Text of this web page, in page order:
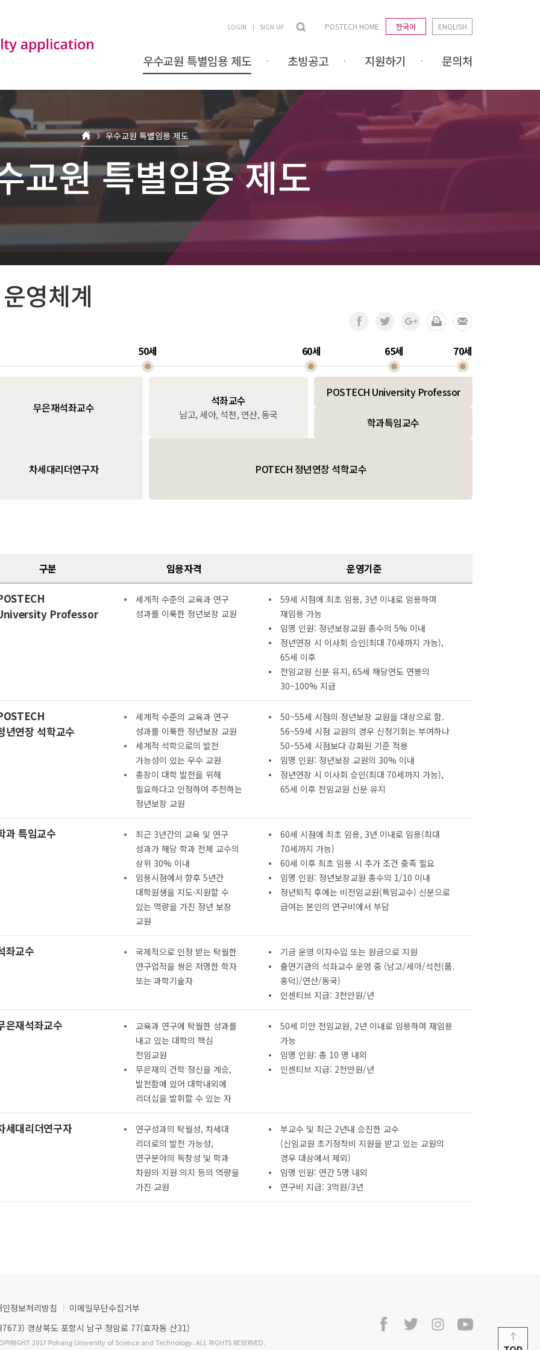
LOGIN SIGN UP POSTECH HOME 한국어 ENGLISH
우수교원 특별임용 제도 초빙공고 지원하기 문의처
우수교원 특별임용 제도
교원 특별임용 제도
운영체계
50세 60세 65세 70세
무은재석좌교수 석좌교수
남고, 세아, 석천, 연산, 동국
POSTECH University Professor
학과특임교수
차세대리더연구자 POTECH 정년연장 석학교수
구분 임용자격 운영기준
Professor
세계적 수준의 교육과 연구
성과를 이룩한 정년보장 교원
59세 시점에 최초 임용, 3년 이내로 임용하며
재임용 가능
임명 인원: 정년보장교원 총수의 5% 이내
정년연장 시 이사회 승인(최대 70세까지 가능),
65세 이후
전임교원 신분 유지, 65세 해당연도 연봉의
30~100% 지급
년연장 석학교수
세계적 수준의 교육과 연구
성과를 이룩한 정년보장 교원
세계적 석학으로의 발전
가능성이 있는 우수 교원
총장이 대학 발전을 위해
필요하다고 인정하여 추천하는
정년보장 교원
50~55세 시점의 정년보장 교원을 대상으로 함.
56~59세 시점 교원의 경우 신청기회는 부여하나
50~55세 시점보다 강화된 기준 적용
임명 인원: 정년보장 교원의 30% 이내
정년연장 시 이사회 승인(최대 70세까지 가능),
65세 이후 전임교원 신분 유지
과 특임교수
최근 3년간의 교육 및 연구
성과가 해당 학과 전체 교수의
상위 30% 이내
임용시점에서 향후 5년간
대학원생을 지도·지원할 수
있는 역량을 가진 정년 보장
교원
60세 시점에 최초 임용, 3년 이내로 임용(최대
70세까지 가능)
60세 이후 최초 임용 시 추가 조건 충족 필요
임명 인원: 정년보장교원 총수의 1/10 이내
정년퇴직 후에는 비전임교원(특임교수) 신분으로
급여는 본인의 연구비에서 부담
좌교수
국제적으로 인정 받는 탁월한
연구업적을 쌍은 저명한 학자
또는 과학기술자
기금 운영 이자수입 또는 원금으로 지원
출연기관의 석좌교수 운영 중 (남고/세아/석천(품.
홍덕)/연산/동국)
인센티브 지급: 3천만원/년
은재석좌교수
교육과 연구에 탁월한 성과를
내고 있는 대학의 핵심
전임교원
무은재의 건학 정신을 계승,
발전함에 있어 대학내외에
리더십을 발휘할 수 있는 자
50세 미만 전임교원, 2년 이내로 임용하며 재임용
가능
임명 인원: 총 10 명 내외
인센티브 지급: 2천만원/년
세대리더연구자
연구성과의 탁월성, 차세대
리더로의 발전 가능성,
연구분야의 독창성 및 학과
차원의 지원 의지 등의 역량을
가진 교원
부교수 및 최근 2년내 승진한 교수
(신임교원 초기정착비 지원을 받고 있는 교원의
경우 대상에서 제외)
임명 인원: 연간 5명 내외
연구비 지급: 3억원/3년
인정보처리방침
이메일무단수집거부
경상북도 포항시 남구 청암로 77(효자동 산31)
2017 Pohang University of Science and Technology. ALL RIGHTS RESERVED.